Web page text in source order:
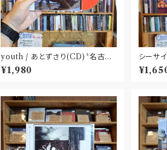
youth / あとずさり(CD)〝名古
屋〟
¥1,980
シーサ
健やか